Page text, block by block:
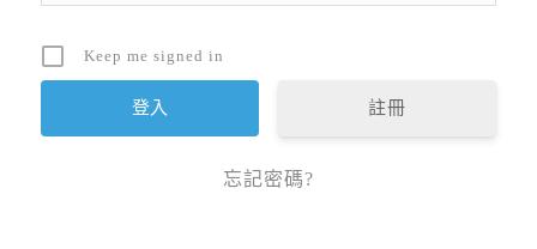
Keep me signed in
註冊
忘記密碼?